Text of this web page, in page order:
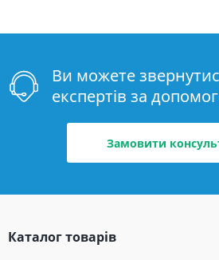
Ви можете
експертів за
Замовити
Каталог товарів